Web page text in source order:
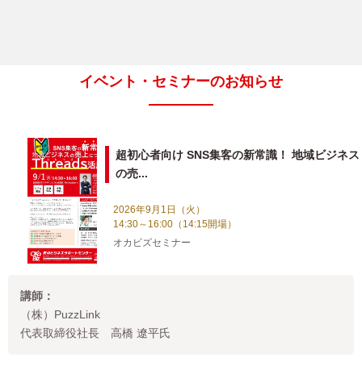
イベント・セミナーのお知らせ
超初心者向け SNS集客の新常識！ 地域ビジネス
の売...
2026年9月1日（火）
14:30～16:00（14:15開場）
オカビズセミナー
講師：
（株）PuzzLink
代表取締役社長 高橋 遼平氏